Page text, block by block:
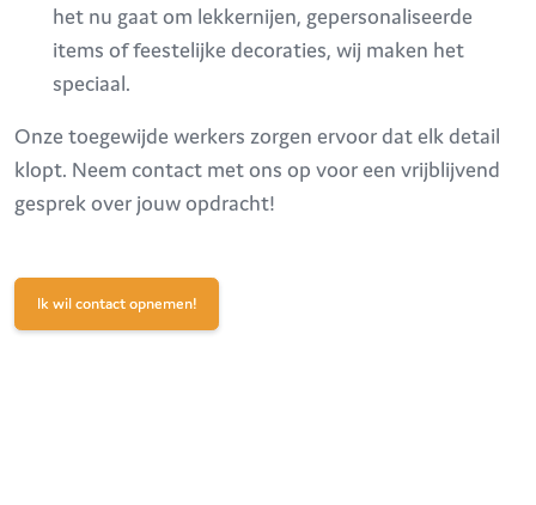
het nu gaat om lekkernijen, gepersonaliseerde
items of feestelijke decoraties, wij maken het
speciaal.
Onze toegewijde werkers zorgen ervoor dat elk detail
klopt. Neem contact met ons op voor een vrijblijvend
gesprek over jouw opdracht!
Ik wil contact opnemen!